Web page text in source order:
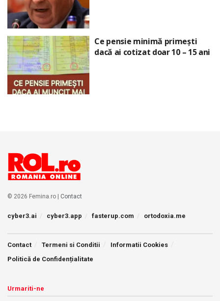
Ce pensie minimă primești
dacă ai cotizat doar 10 – 15 ani
© 2026 Femina.ro | Contact
cyber3.ai cyber3.app fasterup.com ortodoxia.me
Contact Termeni si Conditii
Informatii Cookies
Politică de Confidențialitate
Urmariti-ne